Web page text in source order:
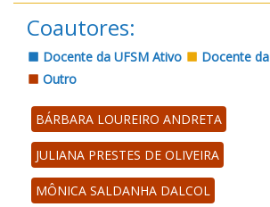
Coautores:
Docente da UFSM Ativo
Docente
Outro
BÁRBARA LOUREIRO ANDRETA
JULIANA PRESTES DE OLIVEIRA
MÔNICA SALDANHA DALCOL